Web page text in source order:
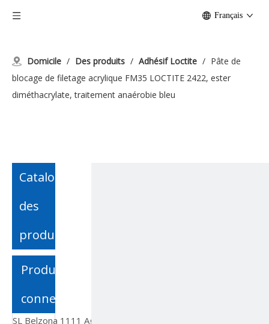
Français
Domicile / Des produits / Adhésif Loctite / Pâte de
blocage de filetage acrylique FM35 LOCTITE 2422, ester
diméthacrylate, traitement anaérobie bleu
Catalogue
des
produits
Produits
connexes